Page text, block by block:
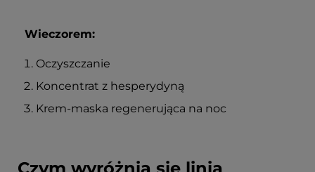
Wieczorem:
Oczyszczanie
Koncentrat z hesperydyną
Krem-maska regenerująca na noc